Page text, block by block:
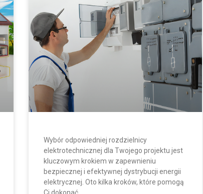
Wybór odpowiedniej rozdzielnicy
elektrotechnicznej dla Twojego projektu jest
kluczowym krokiem w zapewnieniu
bezpiecznej i efektywnej dystrybucji energii
elektrycznej. Oto kilka kroków, które pomogą